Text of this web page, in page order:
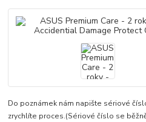
Do poznámek nám napište sériové
zrychlíte proces.(Sériové číslo se